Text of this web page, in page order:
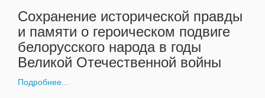
Сохранение исторической правды
и памяти о героическом подвиге
белорусского народа в годы
Великой Отечественной войны
Подробнее...